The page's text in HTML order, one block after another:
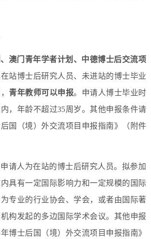
澳门青年学者计划、中德博士后交流项
站博士后研究人员、未进站的博士毕业
青年教师可以申报。申请人博士毕业时
，年龄不超过35周岁。其他申报条件请
国（境）外交流项目申报指南》（附件
申请人为在站的博士后研究人员。拟参加
具有一定国际影响力和一定规模的国际
专业的行业协会、学会，或者由国际著
构发起的多边国际学术会议。其他申报
博士后国（境）外交流项目申报指南》